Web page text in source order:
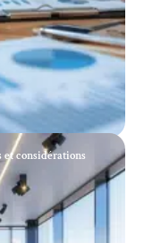
et considérations